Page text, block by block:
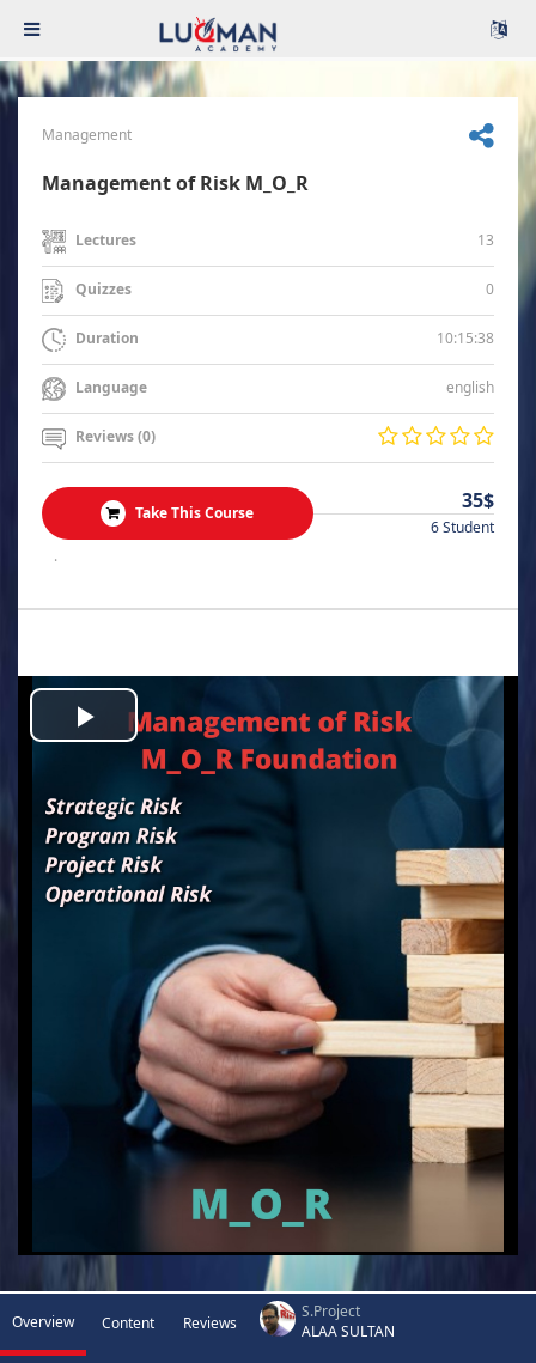
Management
Management of Risk M_O_R
Lectures 13
Quizzes 0
Duration 10:15:38
Language english
Reviews (0)
Take This Course 35$
6 Student
.
Play
Video
Overview Content Reviews
S.Project
ALAA SULTAN